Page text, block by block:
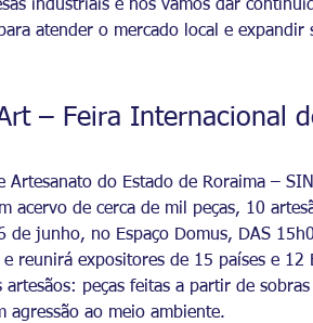
industriais e nós vamos dar
atender o mercado local e expandir
– Feira Internacional
do Estado de Roraima –
acervo de cerca de mil peças, 10
de junho, no Espaço Domus, DAS
reunirá expositores de 15 países e 12
peças feitas a partir de
agressão ao meio ambiente.